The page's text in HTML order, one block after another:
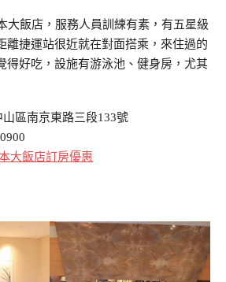
大飯店，服務人員訓練有素，有五星級
離捷運站很近就在對面搭乘，來住過的
得好吃，設施有游泳池、健身房，尤其
區南京東路三段133號
大飯店訂房優惠